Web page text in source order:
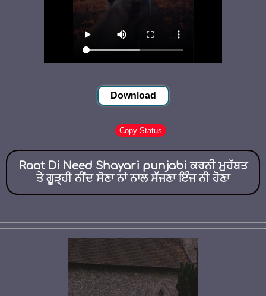
Download
Copy Status
Raat Di Need Shayari punjabi ਕਰਨੀ ਮੁਹੱਬਤ
ਤੇ ਗੂੜ੍ਹੀ ਨੀਂਦ ਸੋਣਾ ਨਾਂ ਨਾਲ ਸੱਜਣਾ ਇੰਜ ਨੀ ਹੋਣਾ